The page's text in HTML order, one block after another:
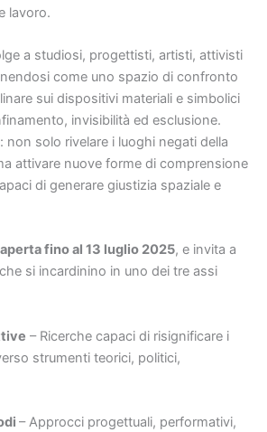
lavoro.
a studiosi, progettisti, artisti, attivisti
come uno spazio di confronto
sui dispositivi materiali e simbolici
invisibilità ed esclusione.
non solo rivelare i luoghi negati della
attivare nuove forme di comprensione
di generare giustizia spaziale e
fino al 13 luglio 2025, e invita a
si incardinino in uno dei tre assi
– Ricerche capaci di risignificare i
strumenti teorici, politici,
– Approcci progettuali, performativi,